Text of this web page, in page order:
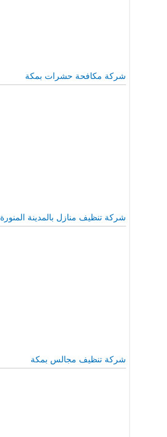
شركة مكافحة حشرات بمكة
شركة تنظيف منازل بالمدينة المنورة
شركة تنظيف مجالس بمكة